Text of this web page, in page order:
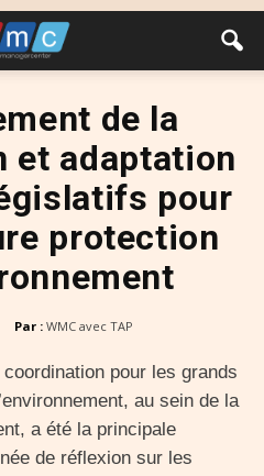
de la
et adaptation
pour
protection
Par : WMC avec TAP
pour les grands
au sein de la
a été la principale
de réflexion sur les